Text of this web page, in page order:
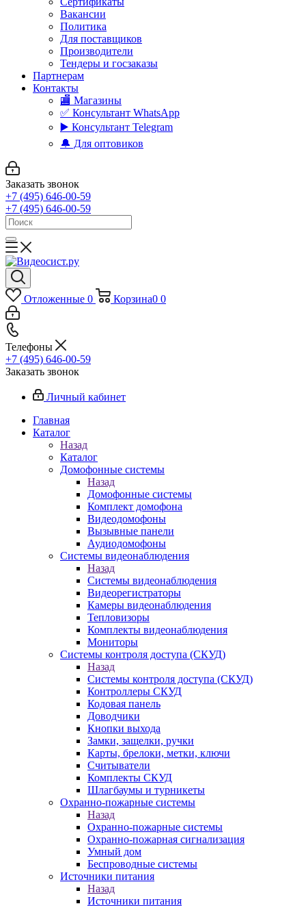
Вакансии
Политика
Для поставщиков
Производители
Тендеры и госзаказы
Партнерам
Контакты
🏬 Магазины
✅️ Консультант WhatsApp
▶️ Консультант Telegram
🔔 Для оптовиков
Заказать звонок
+7 (495) 646-00-59
+7 (495) 646-00-59
Отложенные 0 Корзина0 0
Телефоны
+7 (495) 646-00-59
Заказать звонок
Личный кабинет
Главная
Каталог
Назад
Каталог
Домофонные системы
Назад
Домофонные системы
Комплект домофона
Видеодомофоны
Вызывные панели
Аудиодомофоны
Системы видеонаблюдения
Назад
Системы видеонаблюдения
Видеорегистраторы
Камеры видеонаблюдения
Тепловизоры
Комплекты видеонаблюдения
Мониторы
Системы контроля доступа (СКУД)
Назад
Системы контроля доступа (СКУД)
Контроллеры СКУД
Кодовая панель
Доводчики
Кнопки выхода
Замки, защелки, ручки
Карты, брелоки, метки, ключи
Считыватели
Комплекты СКУД
Шлагбаумы и турникеты
Охранно-пожарные системы
Назад
Охранно-пожарные системы
Охранно-пожарная сигнализация
Умный дом
Беспроводные системы
Источники питания
Назад
Источники питания